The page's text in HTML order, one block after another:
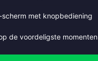
scherm met knopbediening
de voordeligste momenten